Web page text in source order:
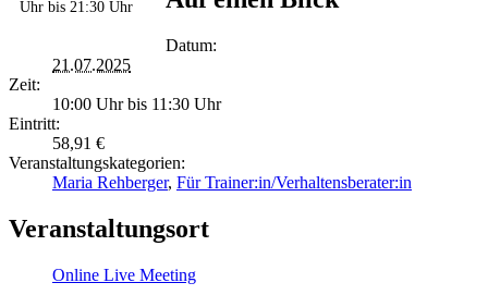
Uhr bis 21:30 Uhr
Datum:
21.07.2025
Zeit:
10:00 Uhr bis 11:30 Uhr
Eintritt:
58,91 €
Veranstaltungskategorien:
Maria Rehberger, Für Trainer:in/Verhaltensberater:in
Veranstaltungsort
Online Live Meeting